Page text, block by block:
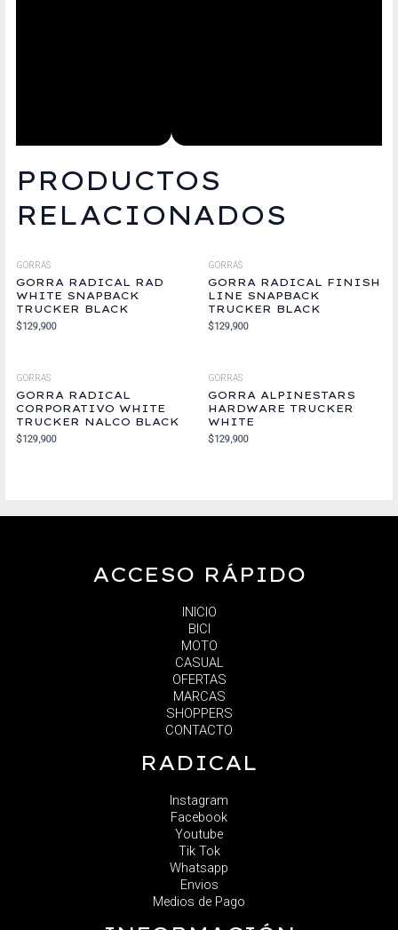
PRODUCTOS
RELACIONADOS
GORRAS
GORRA RADICAL RAD
WHITE SNAPBACK
TRUCKER BLACK
$129,900
GORRAS
GORRA RADICAL FINISH
LINE SNAPBACK
TRUCKER BLACK
$129,900
GORRAS
GORRA RADICAL
CORPORATIVO WHITE
TRUCKER NALCO BLACK
$129,900
GORRAS
GORRA ALPINESTARS
HARDWARE TRUCKER
WHITE
$129,900
ACCESO RÁPIDO
INICIO
BICI
MOTO
CASUAL
OFERTAS
MARCAS
SHOPPERS
CONTACTO
RADICAL
Instagram
Facebook
Youtube
Tik Tok
Whatsapp
Envios
Medios de Pago